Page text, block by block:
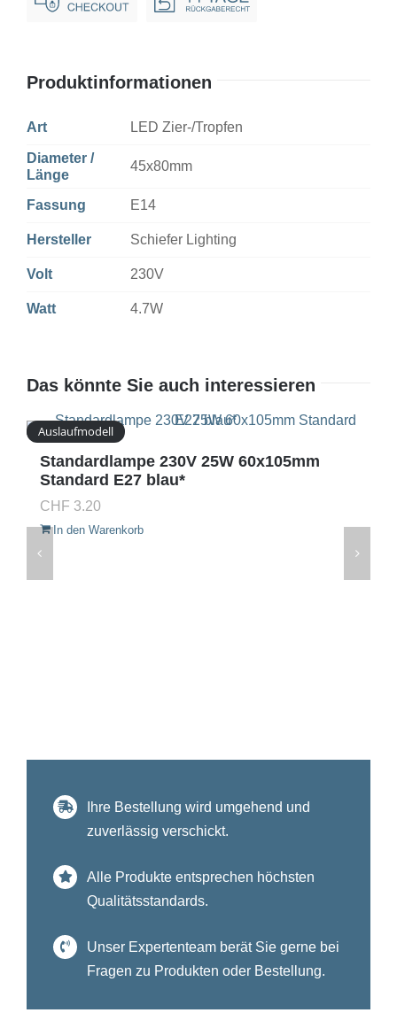
Dim
Produktinformationen
Art LED Zier-/Tropfen
Diameter /
Länge
45x80mm
Fassung E14
Hersteller Schiefer Lighting
Volt 230V
Watt 4.7W
Das könnte Sie auch interessieren
Auslaufmodell
Standardlampe 230V 25W 60x105mm
Standard E27 blau*
CHF 3.20
In den Warenkorb
Ihre Bestellung wird umgehend und
zuverlässig verschickt.
Alle Produkte entsprechen höchsten
Qualitätsstandards.
Unser Expertenteam berät Sie gerne bei
Fragen zu Produkten oder Bestellung.